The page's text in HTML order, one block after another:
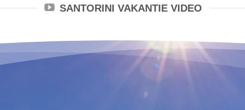
SANTORINI VAKANTIE VIDEO